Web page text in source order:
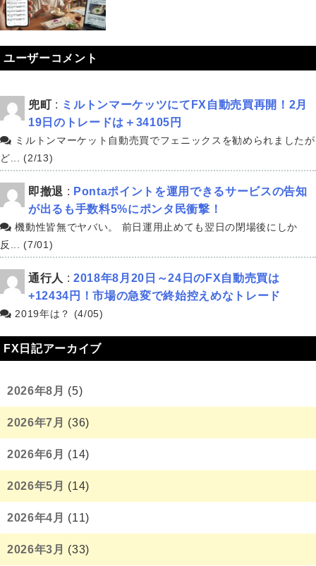
ユーザーコメント
兜町 : ミルトンマーケッツにてFX自動売買再開！2月
19日のトレードは＋34105円
ミルトンマーケット自動売買でフェニックスを勧められましたが
ど... (2/13)
即撤退 : Pontaポイントを運用できるサービスの告知
が出るも手数料5%にポンタ民衝撃！
機動性皆無でヤバい。 前日運用止めても翌日の閉場後にしか
反... (7/01)
通行人 : 2018年8月20日～24日のFX自動売買は
+12434円！市場の急変で終始控えめなトレード
2019年は？ (4/05)
FX日記アーカイブ
2026年8月 (5)
2026年7月 (36)
2026年6月 (14)
2026年5月 (14)
2026年4月 (11)
2026年3月 (33)